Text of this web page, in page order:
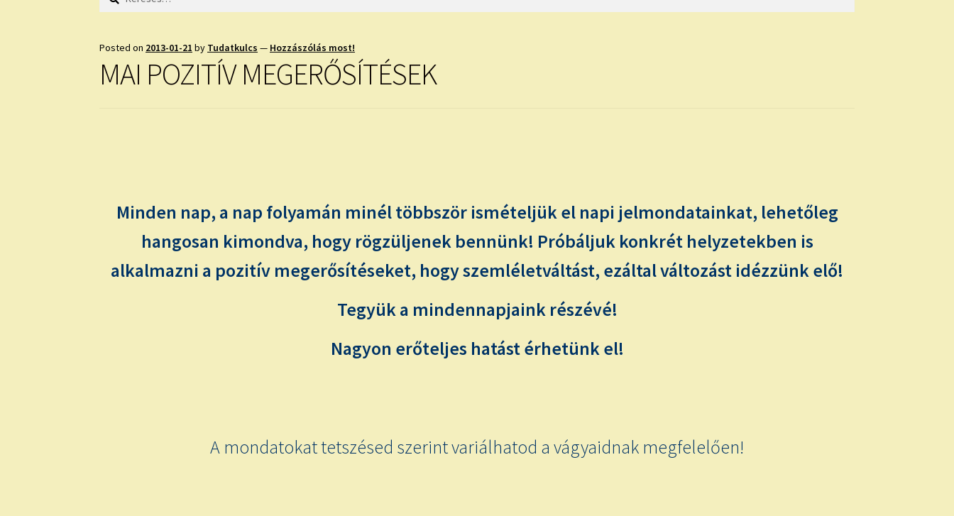
Posted on 2013-01-21 by Tudatkulcs — Hozzászólás most!
MAI POZITÍV MEGERŐSÍTÉSEK
Minden nap, a nap folyamán minél többször ismételjük el napi jelmondatainkat, lehetőleg
hangosan kimondva, hogy rögzüljenek bennünk! Próbáljuk konkrét helyzetekben is
alkalmazni a pozitív megerősítéseket, hogy szemléletváltást, ezáltal változást idézzünk elő!
Tegyük a mindennapjaink részévé!
Nagyon erőteljes hatást érhetünk el!
A mondatokat tetszésed szerint variálhatod a vágyaidnak megfelelően!